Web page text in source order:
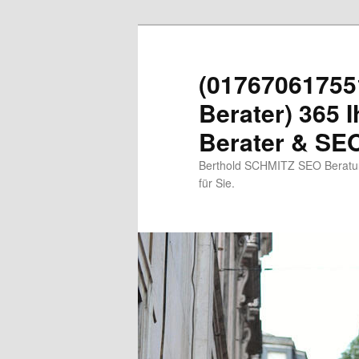
Berater) 365
Berater &
Berthold SCHMITZ SEO
für Sie.